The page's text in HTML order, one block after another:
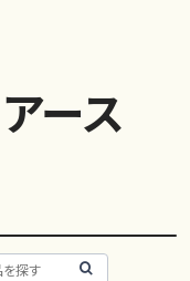
ース